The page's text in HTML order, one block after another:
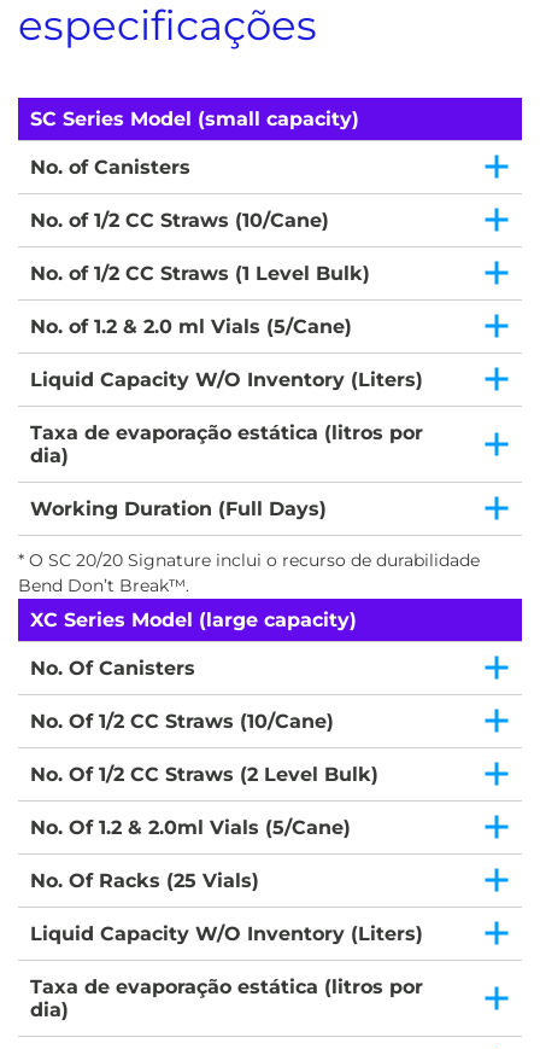
especificações
SC Series Model (small capacity)
No. of Canisters
No. of 1/2 CC Straws (10/Cane)
No. of 1/2 CC Straws (1 Level Bulk)
No. of 1.2 & 2.0 ml Vials (5/Cane)
Liquid Capacity W/O Inventory (Liters)
Taxa de evaporação estática (litros por
dia)
Working Duration (Full Days)
* O SC 20/20 Signature inclui o recurso de durabilidade
Bend Don’t Break™.
XC Series Model (large capacity)
No. Of Canisters
No. Of 1/2 CC Straws (10/Cane)
No. Of 1/2 CC Straws (2 Level Bulk)
No. Of 1.2 & 2.0ml Vials (5/Cane)
No. Of Racks (25 Vials)
Liquid Capacity W/O Inventory (Liters)
Taxa de evaporação estática (litros por
dia)